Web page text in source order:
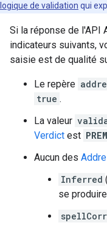
logique de validation qui
Si la réponse de l'API
indicateurs suivants,
saisie est de qualité
Le repère
true .
La valeur
Verdict est
Aucun des
Inferred
se